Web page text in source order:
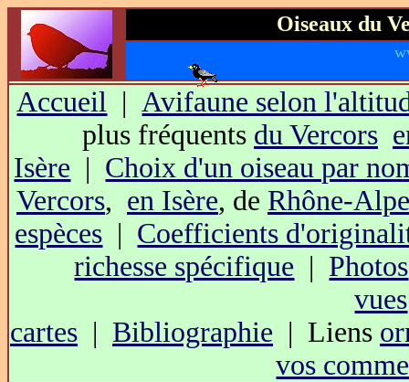
Oiseaux du
Accueil |Avifaune selon
plus fréquents du Vercors
Isère | Choix d'un oiseau par
Vercors, en Isère, de Rhône-
espèces | Coefficients
richesse spécifique | Photos
vues
cartes | Bibliographie | Liens
vos